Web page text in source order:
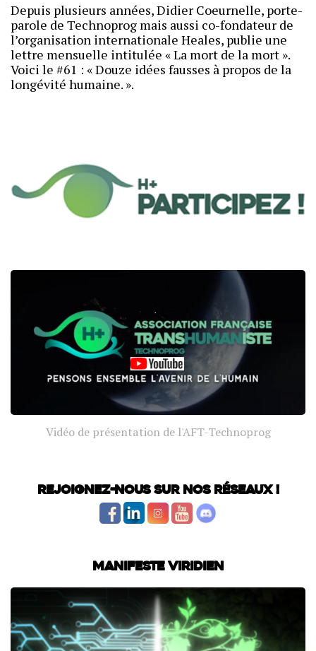
Depuis plusieurs années, Didier Coeurnelle, porte-
parole de Technoprog mais aussi co-fondateur de
l’organisation internationale Heales, publie une
lettre mensuelle intitulée « La mort de la mort ».
Voici le #61 : « Douze idées fausses à propos de la
longévité humaine. ».
Vidéo de présentation de l'AFT-Technoprog
Rejoignez-nous sur nos réseaux !
Manifeste Viridien